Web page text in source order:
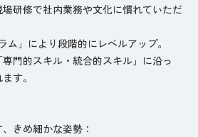
研修で社内業務や文化に慣れていただ
」により段階的にレベルアップ。
門的スキル・統合的スキル」に沿っ
す。
きめ細かな姿勢：